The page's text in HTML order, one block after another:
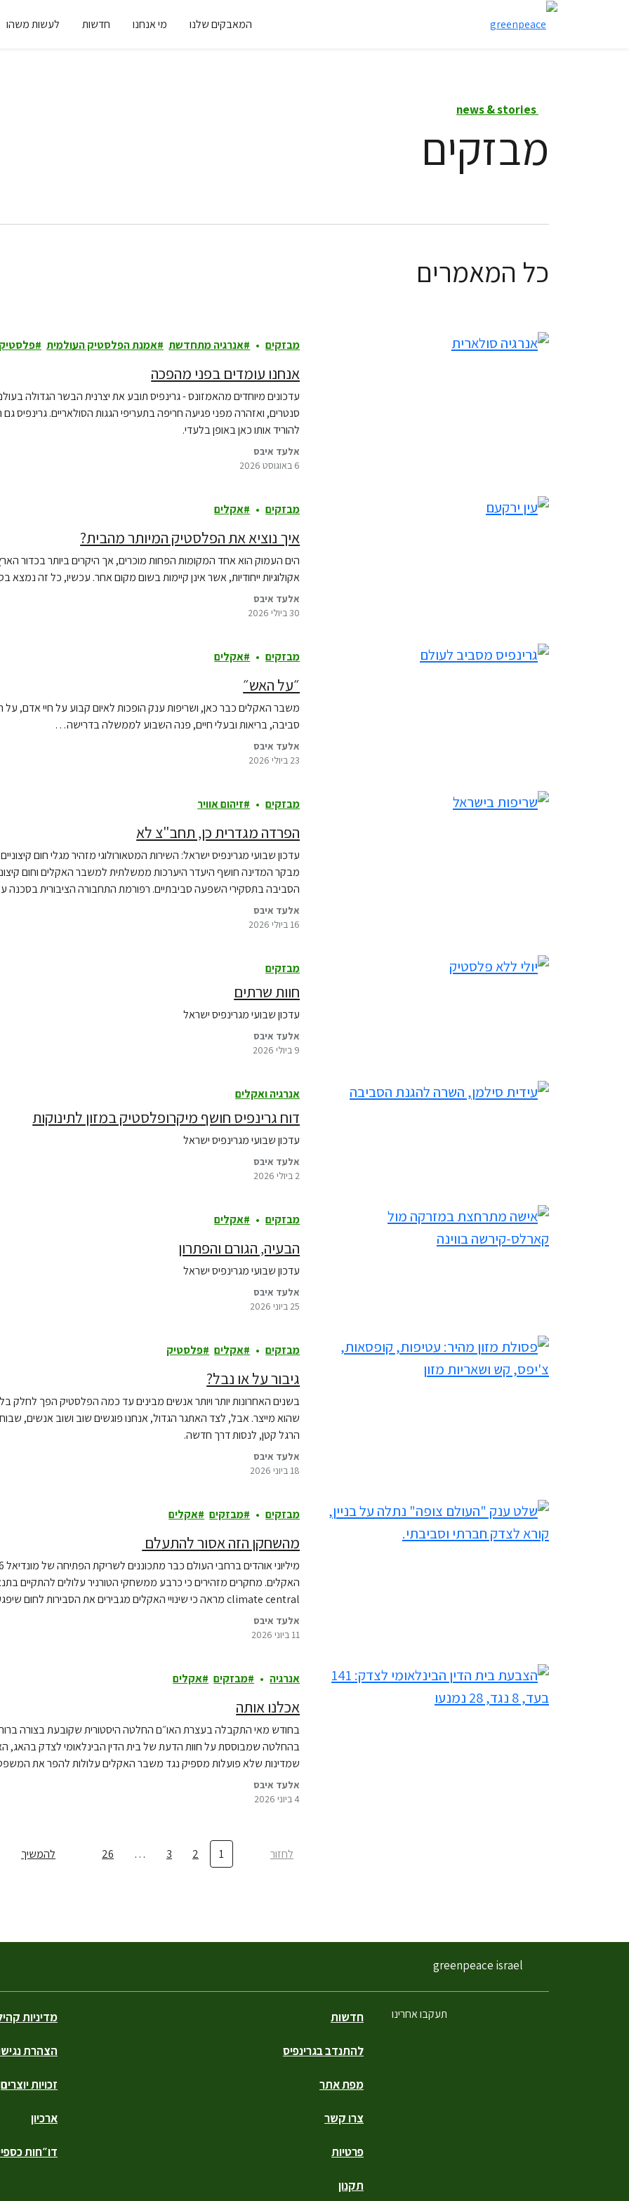
המאבקים שלנו מי אנחנו חדשות לעשות משהו
מבזקים
כל המאמרים
מבזקים אנרגיה מתחדשת אמנת הפלסטיק העולמית
אנחנו עומדים בפני מהפכה
עדכונים מיוחדים מהאמזונס - גרינפיס תובע את יצרנית הבשר הגדולה
סנטרים, ואזהרה מפני פגיעה חריפה בתעריפי הגגות הסולאריים. גרינפיס
להוריד אותו כאן באופן בלעדי.
אלעד איבס
6 באוגוסט 2026
מבזקים אקלים
איך נוציא את הפלסטיק המיותר מהבית?
הים העמוק הוא אחד המקומות הפחות מוכרים, אך היקרים ביותר בכדור
אקולוגיות ייחודיות, אשר אינן קיימות בשום מקום אחר. עכשיו, כל זה נמצא
אלעד איבס
30 ביולי 2026
מבזקים אקלים
״על האש״
משבר האקלים כבר כאן, ושריפות ענק הופכות לאיום קבוע על חיי אדם,
סביבה, בריאות ובעלי חיים, פנה השבוע לממשלה בדרישה…
אלעד איבס
23 ביולי 2026
מבזקים זיהום אוויר
הפרדה מגדרית כן, תחב"צ לא
מבקר המדינה חושף היעדר היערכות ממשלתית למשבר האקלים וחום
הסביבה בתסקירי השפעה סביבתיים. רפורמת התחבורה הציבורית בסכנה
וזיהום. גרינפיס דורש…
אלעד איבס
16 ביולי 2026
מבזקים
חוות שרתים
עדכון שבועי מגרינפיס ישראל
אלעד איבס
9 ביולי 2026
אנרגיה ואקלים
דוח גרינפיס חושף מיקרופלסטיק במזון לתינוקות
עדכון שבועי מגרינפיס ישראל
אלעד איבס
2 ביולי 2026
מבזקים אקלים
הבעיה, הגורם והפתרון
עדכון שבועי מגרינפיס ישראל
אלעד איבס
25 ביוני 2026
מבזקים אקלים פלסטיק
גיבור על או נבל?
בשנים האחרונות יותר ויותר אנשים מבינים עד כמה הפלסטיק הפך לחלק
שהוא מייצר. אבל, לצד האתגר הגדול, אנחנו פוגשים שוב ושוב אנשים,
הרגל קטן, לנסות דרך חדשה.
אלעד איבס
18 ביוני 2026
מבזקים מבזקים אקלים
מהשחקן הזה אסור להתעלם
האקלים. מחקרים מזהירים כי כרבע ממשחקי הטורניר עלולים להתקיים
המתוכננים.
אלעד איבס
11 ביוני 2026
אנרגיה מבזקים אקלים
אכלנו אותה
בחודש מאי התקבלה בעצרת האו״ם החלטה היסטורית שקובעת בצורה
בהחלטה שמבוססת על חוות הדעת של בית הדין הבינלאומי לצדק בהאג,
שמדינות שלא פועלות מספיק נגד משבר האקלים עלולות להפר את
אלעד איבס
4 ביוני 2026
לחזור 1
2
3
…
26 להמשיך
תעקבו אחרינו חדשות
להתנדב בגרינפיס
מפת אתר
צרו קשר
פרטיות
תקנון
מדיניות
הצהרת
זכויות יוצרים
ארכיון
דו״חות